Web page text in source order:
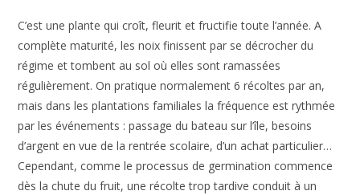
C’est une plante qui croît, fleurit et fructifie toute l’année. A
complète maturité, les noix finissent par se décrocher du
régime et tombent au sol où elles sont ramassées
régulièrement. On pratique normalement 6 récoltes par an,
mais dans les plantations familiales la fréquence est rythmée
par les événements : passage du bateau sur l’île, besoins
d’argent en vue de la rentrée scolaire, d’un achat particulier…
Cependant, comme le processus de germination commence
dès la chute du fruit, une récolte trop tardive conduit à un